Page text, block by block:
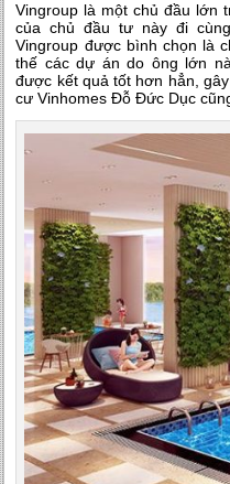
Vingroup là một chủ đầu lớn
của chủ đầu tư này đi
Vingroup được bình chọn là
thế các dự án do ông lớn
được kết quả tốt hơn hẳn,
cư Vinhomes Đỗ Đức Dục